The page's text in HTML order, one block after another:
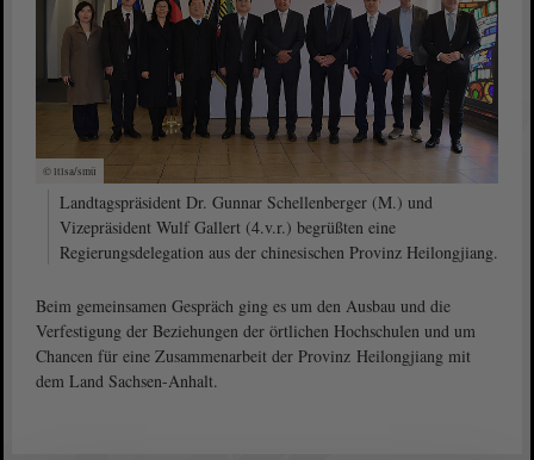
© ltlsa/smü
Landtagspräsident Dr. Gunnar Schellenberger (M.) und
Vizepräsident Wulf Gallert (4.v.r.) begrüßten eine
Regierungsdelegation aus der chinesischen Provinz Heilongjiang.
Beim gemeinsamen Gespräch ging es um den Ausbau und die
Verfestigung der Beziehungen der örtlichen Hochschulen und um
Chancen für eine Zusammenarbeit der Provinz Heilongjiang mit
dem Land Sachsen-Anhalt.